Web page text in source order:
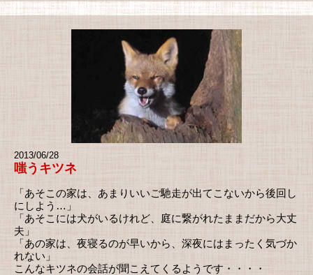
2013/06/28
嗤うキツネ
「あそこの家は、あまりいいご馳走が出てこないから後回し
にしよう…」
「あそこには犬がいるけれど、庭に繋がれたままだから大丈
夫」
「あの家は、夜寝るのが早いから、深夜にはまったく気づか
れない」
こんなキツネの会話が聞こえてくるようです・・・・